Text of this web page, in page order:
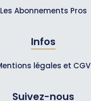
Les Abonnements Pros
Infos
légales et CGV
Suivez-nous